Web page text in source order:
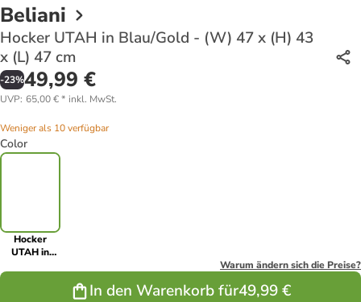
Beliani
Hocker UTAH in Blau/Gold - (W) 47 x (H) 43
x (L) 47 cm
-23%49,99 €
UVP: 65,00 €* inkl. MwSt.
Weniger als 10 verfügbar
Color
Hocker
UTAH in
(W) 47 x (H)
Warum ändern sich die Preise?
In den Warenkorb für49,99 €